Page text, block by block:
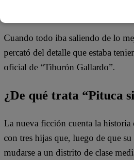
Cuando todo iba saliendo de lo
percató del detalle que estaba
oficial de “Tiburón Gallardo”.
¿De qué trata “Pituca
La nueva ficción cuenta la historia
con tres hijas que, luego de que
mudarse a un distrito de clase